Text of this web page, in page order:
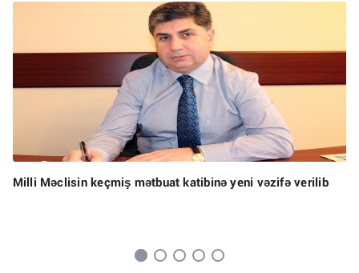
Milli Məclisin keçmiş mətbuat katibinə yeni vəzifə verilib